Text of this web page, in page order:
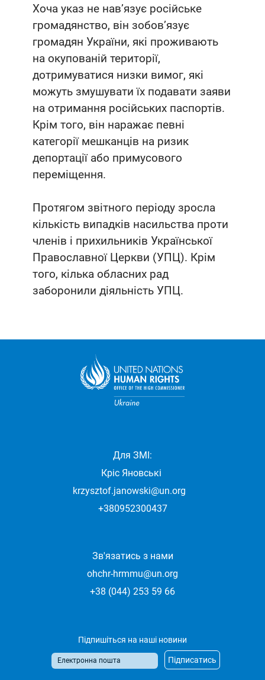
Хоча указ не нав’язує російське
громадянство, він зобов’язує
громадян України, які проживають
на окупованій території,
дотримуватися низки вимог, які
можуть змушувати їх подавати заяви
на отримання російських паспортів.
Крім того, він наражає певні
категорії мешканців на ризик
депортації або примусового
переміщення.
Протягом звітного періоду зросла
кількість випадків насильства проти
членів і прихильників Української
Православної Церкви (УПЦ). Крім
того, кілька обласних рад
заборонили діяльність УПЦ.
Для ЗМІ:
Кріс Яновські
krzysztof.janowski@un.org
+380952300437
Зв'язатись з нами
ohchr-hrmmu@un.org
+38 (044) 253 59 66
Підпишіться на наші новини